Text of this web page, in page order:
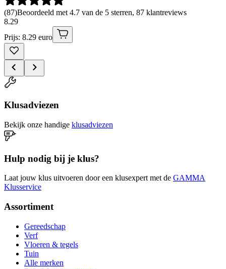
(87)Beoordeeld met 4.7 van de 5 sterren, 87 klantreviews
8.29
Prijs: 8.29 euro
Klusadviezen
Bekijk onze handige klusadviezen
Hulp nodig bij je klus?
Laat jouw klus uitvoeren door een klusexpert met de GAMMA
Klusservice
Assortiment
Gereedschap
Verf
Vloeren & tegels
Tuin
Alle merken